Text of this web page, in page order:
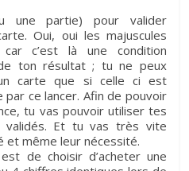
une partie) pour valider
Oui, oui les majuscules
car c’est là une condition
de ton résultat ; tu ne peux
carte que si celle ci est
ce lancer. Afin de pouvoir
tu vas pouvoir utiliser tes
validés. Et tu vas très vite
et même leur nécessité.
de choisir d’acheter une